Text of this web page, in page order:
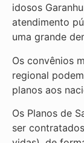
idosos
atendimento
uma grande
Os convênios
regional
planos aos
Os Planos de
ser